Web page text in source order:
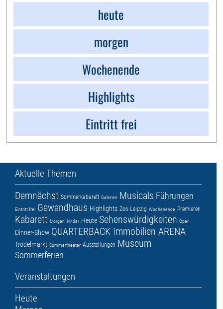
heute
morgen
Wochenende
Highlights
Eintritt frei
Aktuelle Themen
Demnächst Sommerkabarett Galerien Musicals Führungen
Eintritt frei Gewandhaus Highlights Zoo Leipzig Wochenende Premieren
Kabarett Morgen Kinder Heute Sehenswürdigkeiten Oper
Dinner-Show QUARTERBACK Immobilien ARENA
Trödelmarkt Sommertheater Ausstellungen Museum
Sommerferien
Veranstaltungen
Heute